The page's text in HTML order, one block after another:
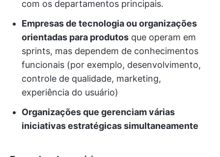
com os departamentos principais.
Empresas de tecnologia ou organizações
orientadas para produtos que operam em
sprints, mas dependem de conhecimentos
funcionais (por exemplo, desenvolvimento,
controle de qualidade, marketing,
experiência do usuário)
Organizações que gerenciam várias
iniciativas estratégicas simultaneamente